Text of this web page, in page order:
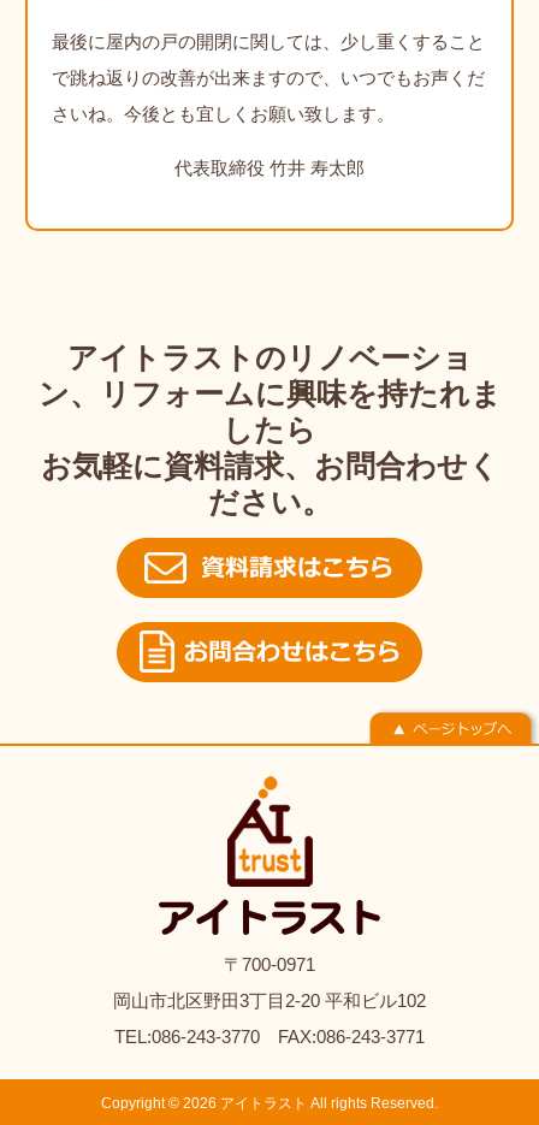
最後に屋内の戸の開閉に関しては、少し重くすること
で跳ね返りの改善が出来ますので、いつでもお声くだ
さいね。今後とも宜しくお願い致します。
代表取締役 竹井 寿太郎
アイトラストのリノベーショ
ン、リフォームに興味を持たれま
したら
お気軽に資料請求、お問合わせく
ださい。
〒700-0971
岡山市北区野田3丁目2-20 平和ビル102
TEL:086-243-3770 FAX:086-243-3771
Copyright © 2026 アイトラスト All rights Reserved.